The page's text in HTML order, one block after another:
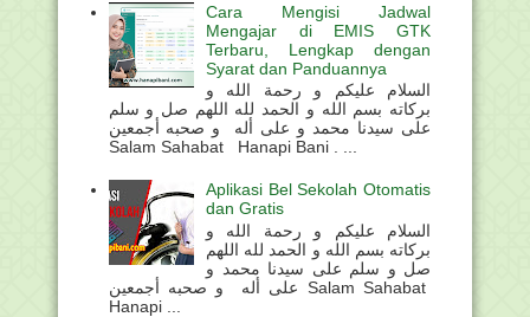
Cara Mengisi Jadwal
Mengajar di EMIS GTK
Terbaru, Lengkap dengan
Syarat dan Panduannya
السلام عليكم و رحمة الله و
بركاته بسم الله و الحمد لله اللهم صل و سلم
على سيدنا محمد و على أله و صحبه أجمعين
Salam Sahabat Hanapi Bani . ...
Aplikasi Bel Sekolah Otomatis
dan Gratis
السلام عليكم و رحمة الله و
بركاته بسم الله و الحمد لله اللهم
صل و سلم على سيدنا محمد و
على أله و صحبه أجمعين Salam Sahabat
Hanapi ...